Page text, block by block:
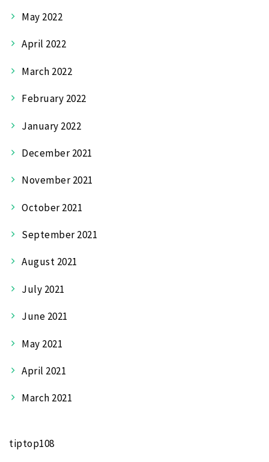
May 2022
April 2022
March 2022
February 2022
January 2022
December 2021
November 2021
October 2021
September 2021
August 2021
July 2021
June 2021
May 2021
April 2021
March 2021
tiptop108